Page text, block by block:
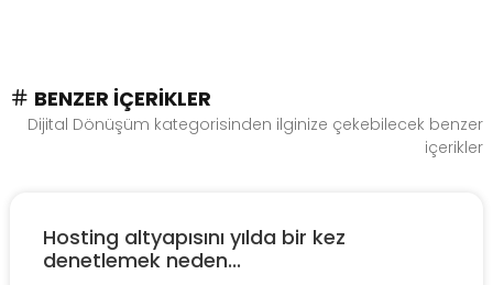
BENZER İÇERIKLER
Dijital Dönüşüm kategorisinden ilginize çekebilecek benzer
içerikler
Hosting altyapısını yılda bir kez
denetlemek neden...